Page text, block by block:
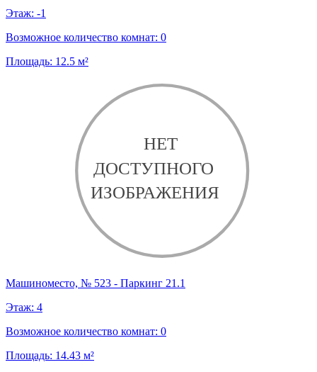
Этаж: -1
Возможное количество комнат: 0
Площадь: 12.5 м²
Машиноместо, № 523 - Паркинг 21.1
Этаж: 4
Возможное количество комнат: 0
Площадь: 14.43 м²